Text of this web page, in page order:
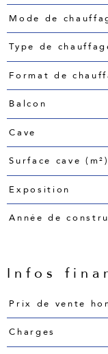
Mode de
Type de
Format de
Balcon
Cave
Surface cave (m²)
Exposition
Année de
Infos
Caractéristiques Valeurs
Prix de vente
Charges